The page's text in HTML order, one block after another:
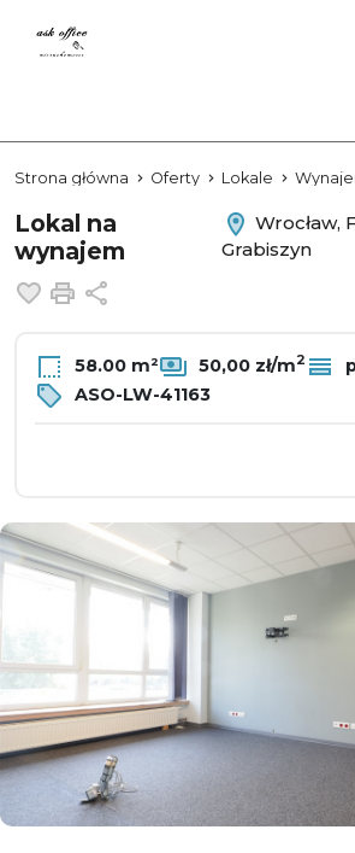
Strona główna Oferty Lokale
Lokal na
wynajem
Wrocław,
Grabiszyn
Dodaj do ulubionych
Drukuj
58.00 m² 50,00 zł/m2
ASO-LW-41163